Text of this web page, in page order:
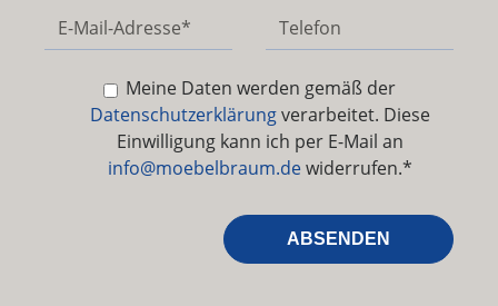
Meine Daten werden gemäß der
Datenschutzerklärungverarbeitet. Diese
Einwilligung kann ich per E-Mail an
info@moebelbraum.dewiderrufen.*